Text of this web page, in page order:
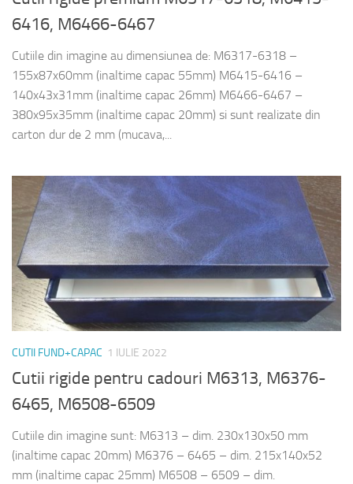
6416, M6466-6467
Cutiile din imagine au dimensiunea de: M6317-6318 –
155x87x60mm (inaltime capac 55mm) M6415-6416 –
140x43x31mm (inaltime capac 26mm) M6466-6467 –
380x95x35mm (inaltime capac 20mm) si sunt realizate din
carton dur de 2 mm (mucava,...
CUTII FUND+CAPAC 1 IULIE 2022
Cutii rigide pentru cadouri M6313, M6376-
6465, M6508-6509
Cutiile din imagine sunt: M6313 – dim. 230x130x50 mm
(inaltime capac 20mm) M6376 – 6465 – dim. 215x140x52
mm (inaltime capac 25mm) M6508 – 6509 – dim.